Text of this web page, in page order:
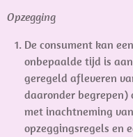
Opzegging
De consument kan
onbepaalde tijd is
geregeld afleveren
daaronder begrepen)
met inachtneming
opzeggingsregels en